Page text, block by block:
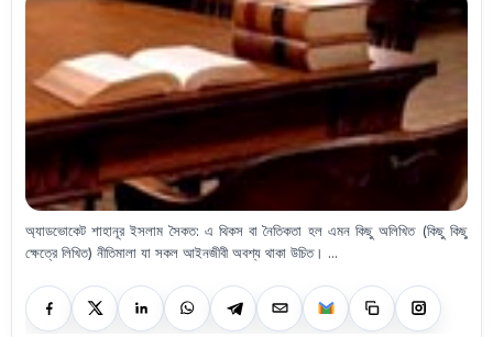
অ্যাডভোকেট শাহানূর ইসলাম সৈকত: এ থিকস বা নৈতিকতা হল এমন কিছু অলিখিত (কিছু কিছু
ক্ষেত্রে লিখিত) নীতিমালা যা সকল আইনজীবী অবশ্য থাকা উচিত। ...